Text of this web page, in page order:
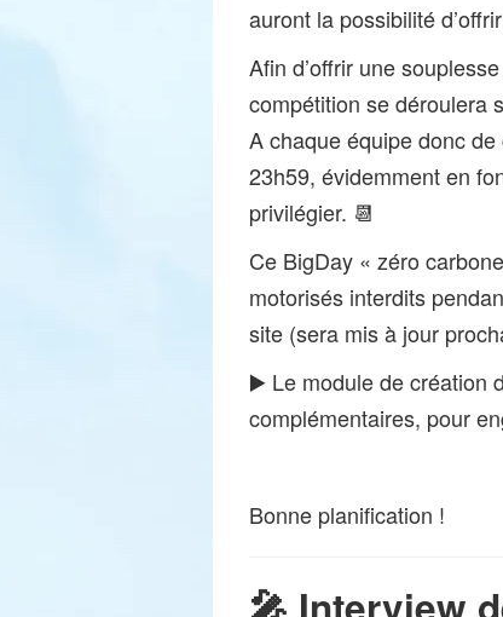
auront la possibilité
Afin d’offrir une
compétition se déroulera
A chaque équipe donc
23h59, évidemment en
privilégier. 📆
Ce BigDay « zéro
motorisés interdits
site (sera mis à jour
▶️ Le module de création
complémentaires, pour
Bonne planification !